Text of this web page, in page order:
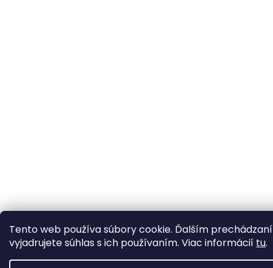
Tento web používa súbory cookie. Ďalším
vyjadrujete súhlas s ich používaním. Viac informácií tu.